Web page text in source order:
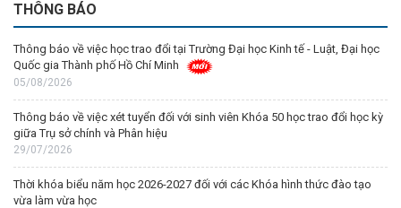
THÔNG BÁO
Thông báo về việc học trao đổi tại Trường Đại học Kinh tế - Luật, Đại học
Quốc gia Thành phố Hồ Chí Minh
05/08/2026
Thông báo về việc xét tuyển đối với sinh viên Khóa 50 học trao đổi học kỳ
giữa Trụ sở chính và Phân hiệu
29/07/2026
Thời khóa biểu năm học 2026-2027 đối với các Khóa hình thức đào tạo
vừa làm vừa học